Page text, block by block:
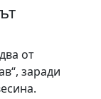
от
заради